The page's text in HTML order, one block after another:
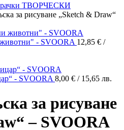
ТВОРЧЕСКИ
за рисуване „Sketch & Draw“
- SVOORA 12,85 € /
- SVOORA 8,00 € / 15,65 лв.
за рисуване
– SVOORA